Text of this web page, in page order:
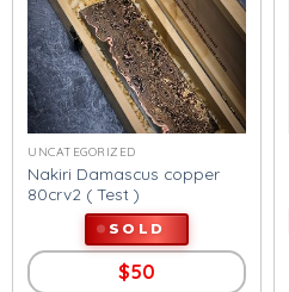
UNCATEGORIZED
Nakiri Damascus copper
80crv2 ( Test )
SOLD
$50